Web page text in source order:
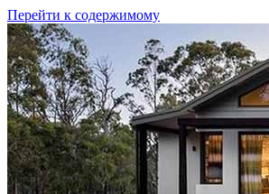
Перейти к содержимому